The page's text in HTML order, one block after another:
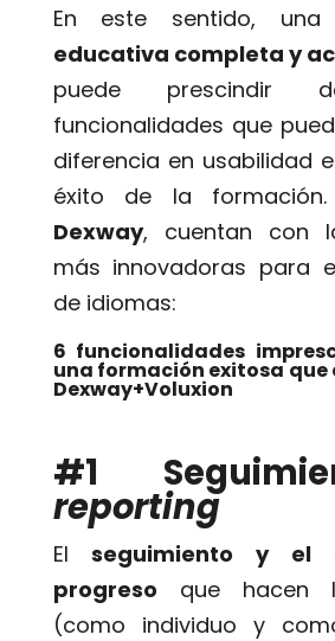
En este sentido, una
educativa completa y
puede prescindir
funcionalidades que
diferencia en usabilidad
éxito de la formación.
Dexway, cuentan con
más innovadoras para
de idiomas:
6 funcionalidades
una formación exitosa que
Dexway+Voluxion
#1
reporting
Elseguimiento y el
progreso que hacen
(como individuo y